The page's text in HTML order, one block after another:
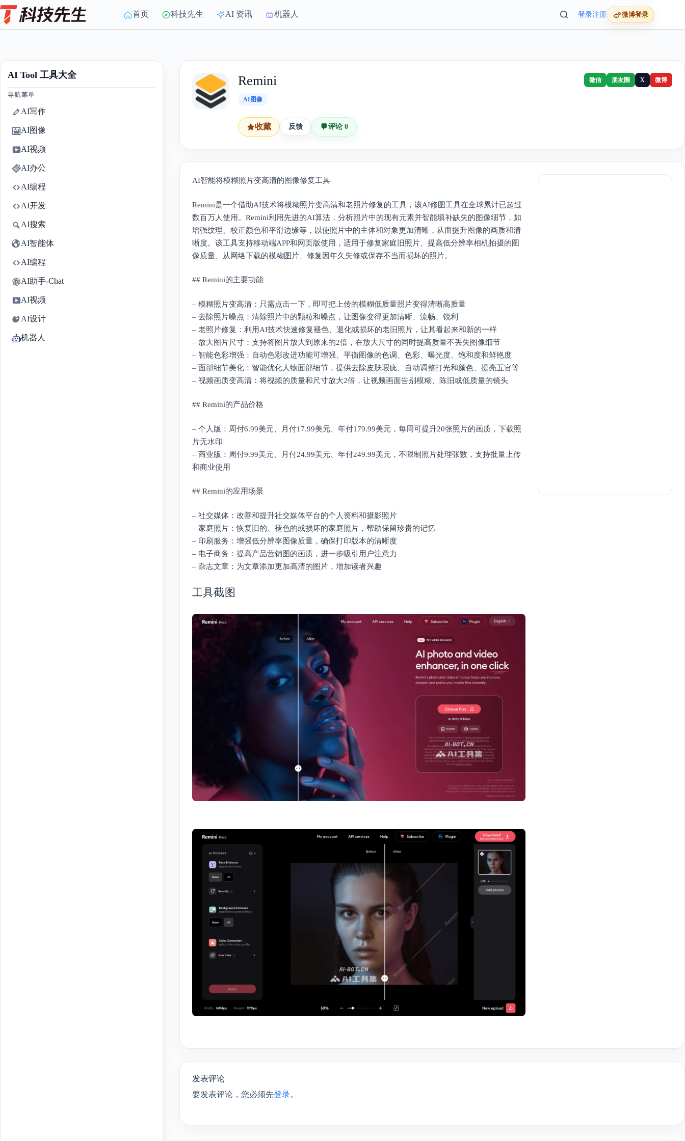
Skip
to
content
首页 科技先生 AI 资讯 机器人 登录注册 微博登录
AI Tool 工具大全
导航菜单
AI写作
AI图像
AI视频
AI办公
AI编程
AI开发
AI搜索
AI智能体
AI编程
AI助手-Chat
AI视频
AI设计
机器人
Remini 微信 朋友圈 X 微博
AI图像
收藏 反馈 评论 0
AI智能将模糊照片变高清的图像修复工具
Remini是一个借助AI技术将模糊照片变高清和老照片修复的工具，该AI修图工具在全球累计已超过
数百万人使用。Remini利用先进的AI算法，分析照片中的现有元素并智能填补缺失的图像细节，如
增强纹理、校正颜色和平滑边缘等，以使照片中的主体和对象更加清晰，从而提升图像的画质和清
晰度。该工具支持移动端APP和网页版使用，适用于修复家庭旧照片、提高低分辨率相机拍摄的图
像质量、从网络下载的模糊图片、修复因年久失修或保存不当而损坏的照片。
## Remini的主要功能
– 模糊照片变高清：只需点击一下，即可把上传的模糊低质量照片变得清晰高质量
– 去除照片噪点：清除照片中的颗粒和噪点，让图像变得更加清晰、流畅、锐利
– 老照片修复：利用AI技术快速修复褪色、退化或损坏的老旧照片，让其看起来和新的一样
– 放大图片尺寸：支持将图片放大到原来的2倍，在放大尺寸的同时提高质量不丢失图像细节
– 智能色彩增强：自动色彩改进功能可增强、平衡图像的色调、色彩、曝光度、饱和度和鲜艳度
– 面部细节美化：智能优化人物面部细节，提供去除皮肤瑕疵、自动调整打光和颜色、提亮五官等
– 视频画质变高清：将视频的质量和尺寸放大2倍，让视频画面告别模糊、陈旧或低质量的镜头
## Remini的产品价格
– 个人版：周付6.99美元、月付17.99美元、年付179.99美元，每周可提升20张照片的画质，下载照
片无水印
– 商业版：周付9.99美元、月付24.99美元、年付249.99美元，不限制照片处理张数，支持批量上传
和商业使用
## Remini的应用场景
– 社交媒体：改善和提升社交媒体平台的个人资料和摄影照片
– 家庭照片：恢复旧的、褪色的或损坏的家庭照片，帮助保留珍贵的记忆
– 印刷服务：增强低分辨率图像质量，确保打印版本的清晰度
– 电子商务：提高产品营销图的画质，进一步吸引用户注意力
– 杂志文章：为文章添加更加高清的图片，增加读者兴趣
工具截图
发表评论
要发表评论，您必须先登录。